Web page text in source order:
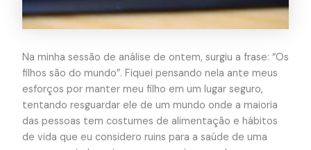
Na minha sessão de análise de ontem, surgiu a frase: “Os
filhos são do mundo”. Fiquei pensando nela ante meus
esforços por manter meu filho em um lugar seguro,
tentando resguardar ele de um mundo onde a maioria
das pessoas tem costumes de alimentação e hábitos
de vida que eu considero ruins para a saúde de uma